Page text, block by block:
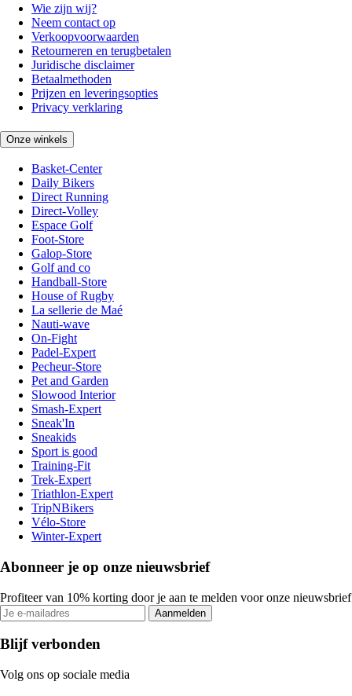
Wie zijn wij?
Neem contact op
Verkoopvoorwaarden
Retourneren en terugbetalen
Juridische disclaimer
Betaalmethoden
Prijzen en leveringsopties
Privacy verklaring
Onze winkels
Basket-Center
Daily Bikers
Direct Running
Direct-Volley
Espace Golf
Foot-Store
Galop-Store
Golf and co
Handball-Store
House of Rugby
La sellerie de Maé
Nauti-wave
On-Fight
Padel-Expert
Pecheur-Store
Pet and Garden
Slowood Interior
Smash-Expert
Sneak'In
Sneakids
Sport is good
Training-Fit
Trek-Expert
Triathlon-Expert
TripNBikers
Vélo-Store
Winter-Expert
Abonneer je op onze nieuwsbrief
Profiteer van 10% korting door je aan te melden voor onze nieuwsbrief
Aanmelden
Blijf verbonden
Volg ons op sociale media